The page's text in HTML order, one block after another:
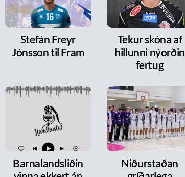
Stefán Freyr
Jónsson til Fram
Tekur skóna af
hillunni nýorðin
fertug
Barnalandsliðin
Niðurstaðan